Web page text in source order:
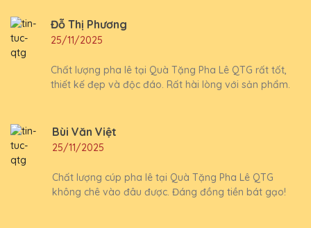
Đỗ Thị Phương
25/11/2025
Chất lượng pha lê tại Quà Tặng Pha Lê QTG rất tốt,
thiết kế đẹp và độc đáo. Rất hài lòng với sản phẩm.
Bùi Văn Việt
25/11/2025
Chất lượng cúp pha lê tại Quà Tặng Pha Lê QTG
không chê vào đâu được. Đáng đồng tiền bát gạo!